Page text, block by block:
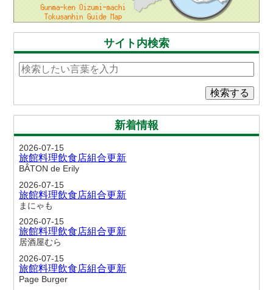
サイト内検索
検索する
新着情報
2026-07-15
旅館料理飲食店組合更新
BÂTON de Erily
2026-07-15
旅館料理飲食店組合更新
まにゃも
2026-07-15
旅館料理飲食店組合更新
居酒屋むら
2026-07-15
旅館料理飲食店組合更新
Page Burger